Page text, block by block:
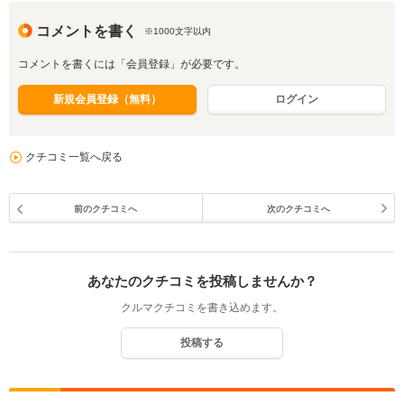
コメントを書く ※1000文字以内
コメントを書くには「会員登録」が必要です。
新規会員登録（無料） ログイン
クチコミ一覧へ戻る
前のクチコミへ 次のクチコミへ
あなたのクチコミを投稿しませんか？
クルマクチコミを書き込めます。
投稿する